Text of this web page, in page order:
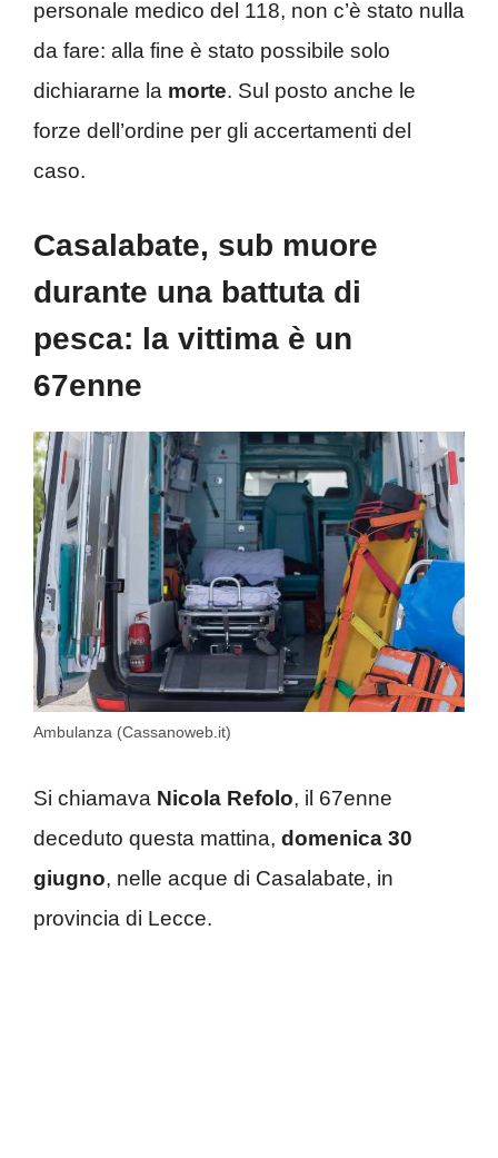
personale medico del 118, non c’è stato nulla
da fare: alla fine è stato possibile solo
dichiararne la morte. Sul posto anche le
forze dell’ordine per gli accertamenti del
caso.
Casalabate, sub muore
durante una battuta di
pesca: la vittima è un
67enne
Ambulanza (Cassanoweb.it)
Si chiamava Nicola Refolo, il 67enne
deceduto questa mattina, domenica 30
giugno, nelle acque di Casalabate, in
provincia di Lecce.